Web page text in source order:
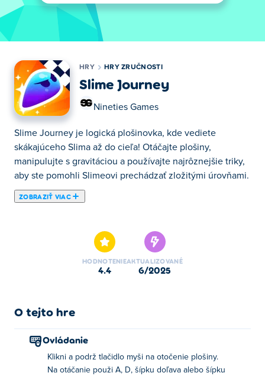
HRY HRY ZRUČNOSTI
Slime Journey
Nineties Games
Slime Journey je logická plošinovka, kde vediete
skákajúceho Slima až do cieľa! Otáčajte plošiny,
manipulujte s gravitáciou a používajte najrôznejšie triky,
aby ste pomohli Slimeovi prechádzať zložitými úrovňami.
ZOBRAZIŤ VIAC
manipulujte s gravitáciou a používajte najrôznejšie triky,
aby ste pomohli Slimeovi prechádzať zložitými úrovňami.
Dávajte si pozor na nebezpečné prekážky na ceste!
nepriateľa cez stovky vzrušujúcich výziev. Dokážete
Ako hrať Slime Journey?
Kliknutím a podržaním otočte plošinu alebo použite A/D
HODNOTENIE
4.4
AKTUALIZOVANÉ
6/2025
O tejto hre
Ovládanie
Klikni a podrž tlačidlo myši na otočenie plošiny.
Na otáčanie použi A, D, šípku doľava alebo šípku